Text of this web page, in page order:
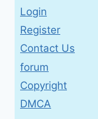
Login
Register
Contact Us
forum
Copyright
DMCA